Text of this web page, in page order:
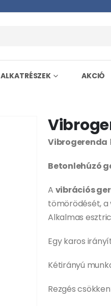
ALKATRÉSZEK AKCIÓ
Vibrogerenda
Betonlehúzó
A vibrációs
tömörödését, a
Alkalmas
Egy karos
Kétirányú
Rezgés